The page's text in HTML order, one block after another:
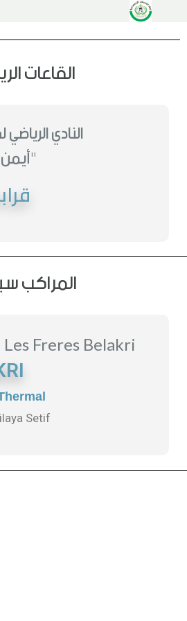
القاعات
النادي
المراكب
Freres Belakri
Setif